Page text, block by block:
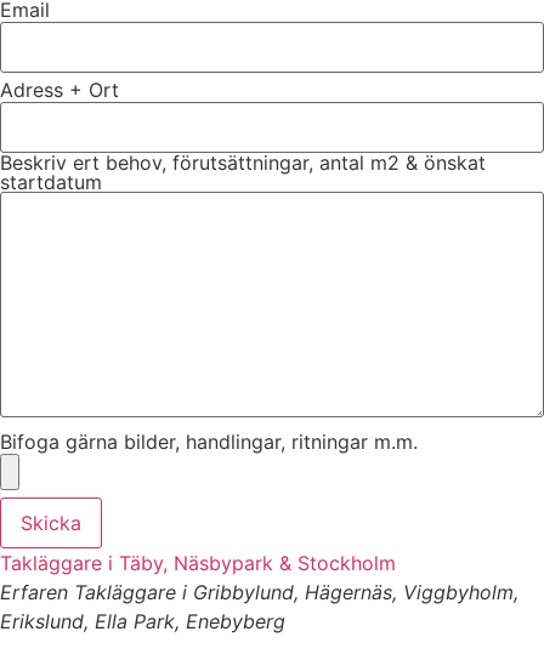
Email
Adress + Ort
Beskriv ert behov, förutsättningar, antal m2 & önskat
startdatum
Bifoga gärna bilder, handlingar, ritningar m.m.
Skicka
Takläggare i Täby, Näsbypark & Stockholm
Erfaren Takläggare i Gribbylund, Hägernäs, Viggbyholm,
Erikslund, Ella Park, Enebyberg